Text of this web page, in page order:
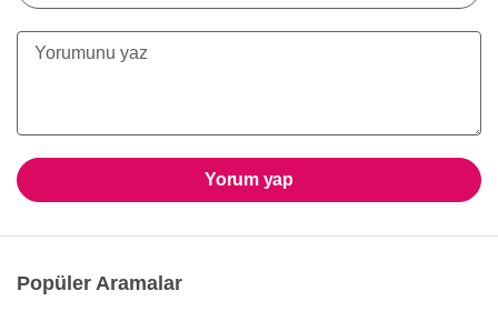
Yorum yap
Popüler Aramalar